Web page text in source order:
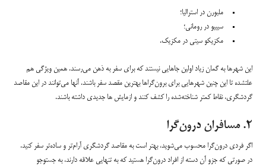
ملبورن در استرالیا؛
سیبیو در رومانی؛
مکزیکو سیتی در مکزیک.
این شهرها به گمان زیاد اولین جاهایی نیستند که برای سفر به ذهن می‌رسند. همین ویژگی هم
علتشده تا این چنین شهرهایی برای برون‌گراها بهترین مقصد سفر باشند. آنها می‌توانند در این مقاصد
گردشگری، نقاط کمتر شناخته‌شده را کشف کنند و ازمایش ها جدیدی داشته باشند.
۲. مسافران درون‌گرا
اگر فردی درون‌گرا محسوب می‌شوید، بهتر است به مقاصد گردشگری آرام‌تر و ساده‌تر سفر کنید.
در صورتی که جزو آن دسته از افراد درون‌گرا هستید که به تنهایی علاقه دارند، به جستوجو